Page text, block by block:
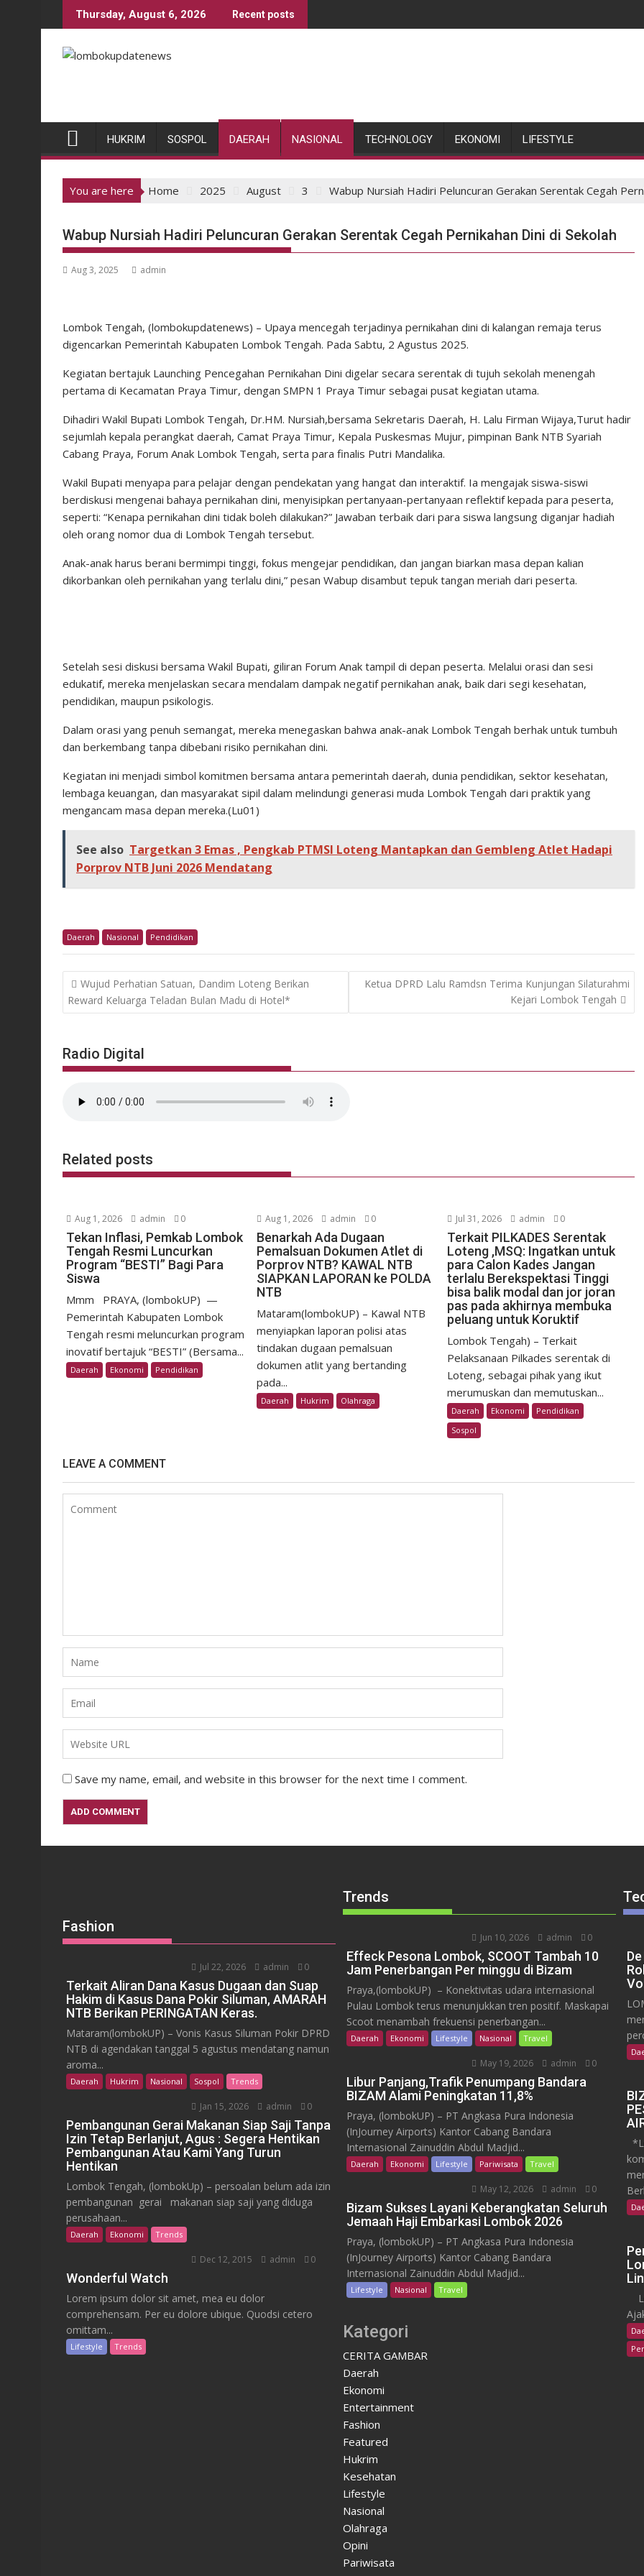
to
Thursday, August 6, 2026 Recent posts
HUKRIM SOSPOL DAERAH NASIONAL TECHNOLOGY EKONOMI LIFESTYLE
You are here Home 2025 August 3 Wabup Nursiah Hadiri Peluncuran Gerakan Serentak Cegah
Wabup Nursiah Hadiri Peluncuran Gerakan Serentak Cegah Pernikahan Dini di Sekolah
Aug 3, 2025 admin
Lombok Tengah, (lombokupdatenews) – Upaya mencegah terjadinya pernikahan dini di kalangan remaja terus
digencarkan Pemerintah Kabupaten Lombok Tengah. Pada Sabtu, 2 Agustus 2025.
Kegiatan bertajuk Launching Pencegahan Pernikahan Dini digelar secara serentak di tujuh sekolah menengah
pertama di Kecamatan Praya Timur, dengan SMPN 1 Praya Timur sebagai pusat kegiatan utama.
Dihadiri Wakil Bupati Lombok Tengah, Dr.HM. Nursiah,bersama Sekretaris Daerah, H. Lalu Firman Wijaya,Turut hadir
sejumlah kepala perangkat daerah, Camat Praya Timur, Kepala Puskesmas Mujur, pimpinan Bank NTB Syariah
Cabang Praya, Forum Anak Lombok Tengah, serta para finalis Putri Mandalika.
Wakil Bupati menyapa para pelajar dengan pendekatan yang hangat dan interaktif. Ia mengajak siswa-siswi
berdiskusi mengenai bahaya pernikahan dini, menyisipkan pertanyaan-pertanyaan reflektif kepada para peserta,
seperti: “Kenapa pernikahan dini tidak boleh dilakukan?” Jawaban terbaik dari para siswa langsung diganjar hadiah
oleh orang nomor dua di Lombok Tengah tersebut.
Anak-anak harus berani bermimpi tinggi, fokus mengejar pendidikan, dan jangan biarkan masa depan kalian
dikorbankan oleh pernikahan yang terlalu dini,” pesan Wabup disambut tepuk tangan meriah dari peserta.
Setelah sesi diskusi bersama Wakil Bupati, giliran Forum Anak tampil di depan peserta. Melalui orasi dan sesi
edukatif, mereka menjelaskan secara mendalam dampak negatif pernikahan anak, baik dari segi kesehatan,
pendidikan, maupun psikologis.
Dalam orasi yang penuh semangat, mereka menegaskan bahwa anak-anak Lombok Tengah berhak untuk tumbuh
dan berkembang tanpa dibebani risiko pernikahan dini.
Kegiatan ini menjadi simbol komitmen bersama antara pemerintah daerah, dunia pendidikan, sektor kesehatan,
lembaga keuangan, dan masyarakat sipil dalam melindungi generasi muda Lombok Tengah dari praktik yang
mengancam masa depan mereka.(Lu01)
See also Targetkan 3 Emas , Pengkab PTMSI Loteng Mantapkan dan Gembleng Atlet Hadapi
Porprov NTB Juni 2026 Mendatang
Daerah Nasional Pendidikan
Post
navigation
Wujud Perhatian Satuan, Dandim Loteng Berikan
Reward Keluarga Teladan Bulan Madu di Hotel*
Ketua DPRD Lalu Ramdsn Terima Kunjungan Silaturahmi
Kejari Lombok Tengah
Radio Digital
Related posts
Aug 1, 2026 admin 0
Tekan Inflasi, Pemkab Lombok
Tengah Resmi Luncurkan
Program “BESTI” Bagi Para
Siswa
Mmm ​PRAYA, (lombokUP) —
Pemerintah Kabupaten Lombok
Tengah resmi meluncurkan program
inovatif bertajuk “BESTI” (Bersama...
Daerah Ekonomi Pendidikan
Aug 1, 2026 admin 0
Benarkah Ada Dugaan
Pemalsuan Dokumen Atlet di
Porprov NTB? KAWAL NTB
SIAPKAN LAPORAN ke POLDA
NTB
Mataram(lombokUP) – Kawal NTB
menyiapkan laporan polisi atas
tindakan dugaan pemalsuan
dokumen atlit yang bertanding
pada...
Daerah Hukrim Olahraga
Jul 31, 2026 admin 0
Terkait PILKADES Serentak
Loteng ,MSQ: Ingatkan untuk
para Calon Kades Jangan
terlalu Berekspektasi Tinggi
bisa balik modal dan jor joran
pas pada akhirnya membuka
peluang untuk Koruktif
Lombok Tengah) – Terkait
Pelaksanaan Pilkades serentak di
Loteng, sebagai pihak yang ikut
merumuskan dan memutuskan...
Daerah Ekonomi
Pendidikan
Sospol
LEAVE A COMMENT
Save my name, email, and website in this browser for the next time I comment.
Fashion
Jul 22, 2026 admin 0
Terkait Aliran Dana Kasus Dugaan dan Suap
Hakim di Kasus Dana Pokir Siluman, AMARAH
NTB Berikan PERINGATAN Keras.
Mataram(lombokUP) – Vonis Kasus Siluman Pokir DPRD
NTB di agendakan tanggal 5 agustus mendatang namun
aroma...
Daerah Hukrim Nasional Sospol Trends
Jan 15, 2026 admin 0
Pembangunan Gerai Makanan Siap Saji Tanpa
Izin Tetap Berlanjut, Agus : Segera Hentikan
Pembangunan Atau Kami Yang Turun
Hentikan
Lombok Tengah, (lombokUp) – persoalan belum ada izin
pembangunan gerai makanan siap saji yang diduga
perusahaan...
Daerah Ekonomi Trends
Dec 12, 2015 admin 0
Wonderful Watch
Lorem ipsum dolor sit amet, mea eu dolor
comprehensam. Per eu dolore ubique. Quodsi cetero
omittam...
Lifestyle Trends
Trends
Jun 10, 2026 admin 0
Effeck Pesona Lombok, SCOOT Tambah 10
Jam Penerbangan Per minggu di Bizam
Praya,(lombokUP) – Konektivitas udara internasional
Pulau Lombok terus menunjukkan tren positif. Maskapai
Scoot menambah frekuensi penerbangan...
Daerah Ekonomi Lifestyle Nasional Travel
May 19, 2026 admin 0
Libur Panjang,Trafik Penumpang Bandara
BIZAM Alami Peningkatan 11,8%
Praya, (lombokUP) – PT Angkasa Pura Indonesia
(InJourney Airports) Kantor Cabang Bandara
Internasional Zainuddin Abdul Madjid...
Daerah Ekonomi Lifestyle Pariwisata Travel
May 12, 2026 admin 0
Bizam Sukses Layani Keberangkatan Seluruh
Jemaah Haji Embarkasi Lombok 2026
Praya, (lombokUP) – PT Angkasa Pura Indonesia
(InJourney Airports) Kantor Cabang Bandara
Internasional Zainuddin Abdul Madjid...
Lifestyle Nasional Travel
Kategori
CERITA GAMBAR
Daerah
Ekonomi
Entertainment
Fashion
Featured
Hukrim
Kesehatan
Lifestyle
Nasional
Olahraga
Opini
Pariwisata